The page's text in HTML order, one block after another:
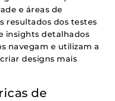
e áreas de
resultados dos testes
insights detalhados
navegam e utilizam a
designs mais
de